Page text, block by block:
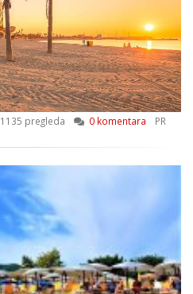
1135 pregleda 0 komentara PR